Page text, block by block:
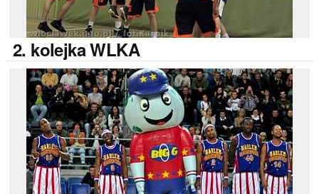
2. kolejka WLKA